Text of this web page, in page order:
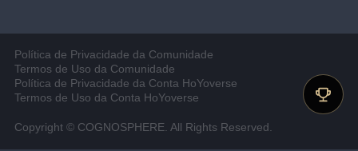
Política de Privacidade da Comunidade
Termos de Uso da Comunidade
Política de Privacidade da Conta HoYoverse
Termos de Uso da Conta HoYoverse
Copyright © COGNOSPHERE. All Rights Reserved.